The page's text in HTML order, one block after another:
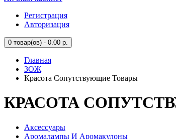
Регистрация
Авторизация
0 товар(ов) - 0.00 р.
Главная
ЗОЖ
Красота Сопутствующие Товары
КРАСОТА
Аксессуары
Аромалампы И Аромакулоны